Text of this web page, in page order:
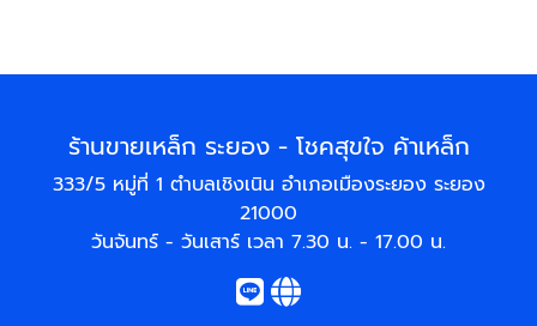
ร้านขายเหล็ก ระยอง - โชคสุขใจ ค้าเหล็ก
333/5 หมู่ที่ 1 ตำบลเชิงเนิน อำเภอเมืองระยอง ระยอง
21000
วันจันทร์ - วันเสาร์ เวลา 7.30 น. - 17.00 น.